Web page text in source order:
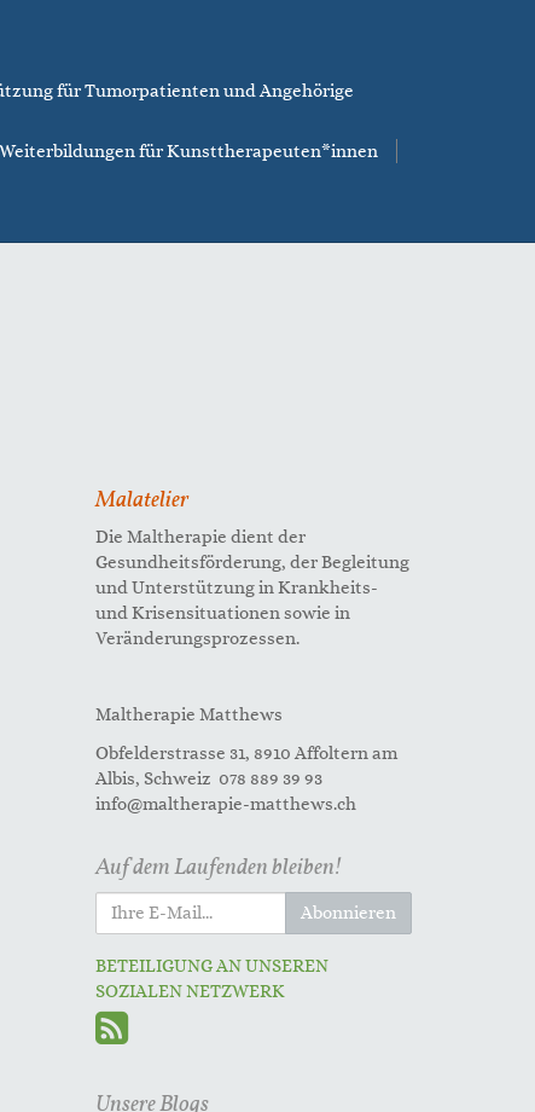
für Tumorpatienten und Angehörige
Weiterbildungen für Kunsttherapeuten*innen
Malatelier
Die Maltherapie dient der
Gesundheitsförderung, der Begleitung
und Unterstützung in Krankheits-
und Krisensituationen sowie in
Veränderungsprozessen.
Maltherapie Matthews
Obfelderstrasse 31, 8910 Affoltern am
Albis, Schweiz 078 889 39 93
info@maltherapie-matthews.ch
Auf dem Laufenden bleiben!
Abonnieren
BETEILIGUNG AN UNSEREN
SOZIALEN NETZWERK
Unsere Blogs